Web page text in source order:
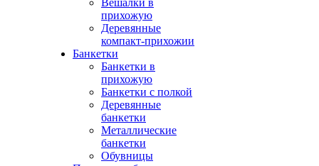
Вешалки в
прихожую
Деревянные
компакт-прихожии
Банкетки
Банкетки в
прихожую
Банкетки с полкой
Деревянные
банкетки
Металлические
банкетки
Обувницы